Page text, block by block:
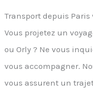
Transport depuis Paris
Vous projetez un
ou Orly ? Ne vous
vous accompagner.
vous assurent un